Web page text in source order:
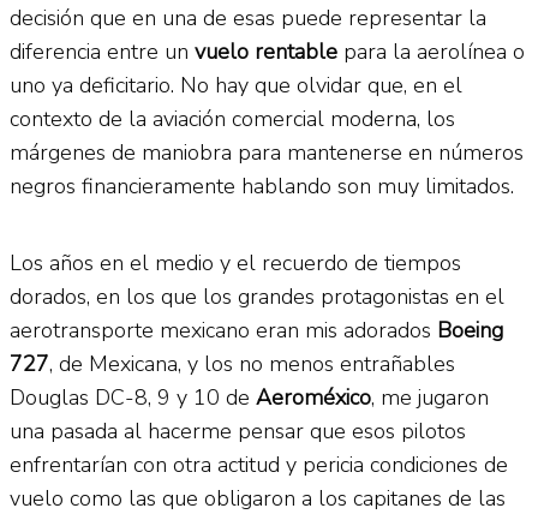
decisión que en una de esas puede representar la
diferencia entre un vuelo rentable para la aerolínea o
uno ya deficitario. No hay que olvidar que, en el
contexto de la aviación comercial moderna, los
márgenes de maniobra para mantenerse en números
negros financieramente hablando son muy limitados.
Los años en el medio y el recuerdo de tiempos
dorados, en los que los grandes protagonistas en el
aerotransporte mexicano eran mis adorados Boeing
727, de Mexicana, y los no menos entrañables
Douglas DC-8, 9 y 10 de Aeroméxico, me jugaron
una pasada al hacerme pensar que esos pilotos
enfrentarían con otra actitud y pericia condiciones de
vuelo como las que obligaron a los capitanes de las